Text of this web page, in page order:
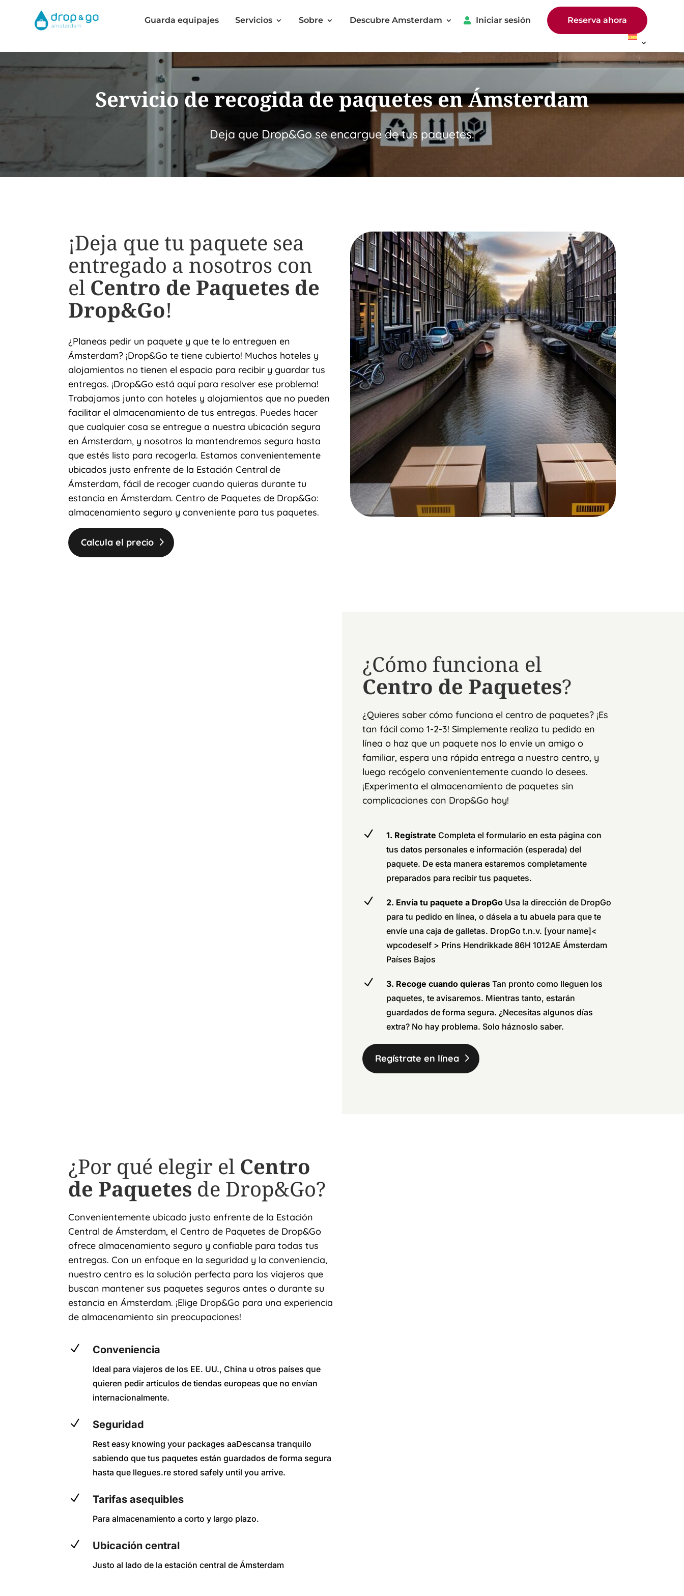
Guarda equipajes Servicios Sobre Descubre Amsterdam Iniciar sesión Reserva ahora
Servicio de recogida de paquetes en Ámsterdam
Deja que Drop&Go se encargue de tus paquetes.
¡Deja que tu paquete sea
entregado a nosotros con
el Centro de Paquetes de
Drop&Go!
¿Planeas pedir un paquete y que te lo entreguen en
Ámsterdam? ¡Drop&Go te tiene cubierto! Muchos hoteles y
alojamientos no tienen el espacio para recibir y guardar tus
entregas. ¡Drop&Go está aquí para resolver ese problema!
Trabajamos junto con hoteles y alojamientos que no pueden
facilitar el almacenamiento de tus entregas. Puedes hacer
que cualquier cosa se entregue a nuestra ubicación segura
en Ámsterdam, y nosotros la mantendremos segura hasta
que estés listo para recogerla. Estamos convenientemente
ubicados justo enfrente de la Estación Central de
Ámsterdam, fácil de recoger cuando quieras durante tu
estancia en Ámsterdam. Centro de Paquetes de Drop&Go:
almacenamiento seguro y conveniente para tus paquetes.
Calcula el precio
¿Cómo funciona el
Centro de Paquetes?
¿Quieres saber cómo funciona el centro de paquetes? ¡Es
tan fácil como 1-2-3! Simplemente realiza tu pedido en
línea o haz que un paquete nos lo envíe un amigo o
familiar, espera una rápida entrega a nuestro centro, y
luego recógelo convenientemente cuando lo desees.
¡Experimenta el almacenamiento de paquetes sin
complicaciones con Drop&Go hoy!
N 1. Regístrate Completa el formulario en esta página con
tus datos personales e información (esperada) del
paquete. De esta manera estaremos completamente
preparados para recibir tus paquetes.
N 2. Envía tu paquete a DropGo Usa la dirección de DropGo
para tu pedido en línea, o dásela a tu abuela para que te
envíe una caja de galletas. DropGo t.n.v. [your name]<
wpcodeself > Prins Hendrikkade 86H 1012AE Ámsterdam
Países Bajos
N 3. Recoge cuando quierasTan pronto como lleguen los
paquetes, te avisaremos. Mientras tanto, estarán
guardados de forma segura. ¿Necesitas algunos días
extra? No hay problema. Solo háznoslo saber.
Regístrate en línea
¿Por qué elegir el Centro
de Paquetesde Drop&Go?
Convenientemente ubicado justo enfrente de la Estación
Central de Ámsterdam, el Centro de Paquetes de Drop&Go
ofrece almacenamiento seguro y confiable para todas tus
entregas. Con un enfoque en la seguridad y la conveniencia,
nuestro centro es la solución perfecta para los viajeros que
buscan mantener sus paquetes seguros antes o durante su
estancia en Ámsterdam. ¡Elige Drop&Go para una experiencia
de almacenamiento sin preocupaciones!
N Conveniencia
Ideal para viajeros de los EE. UU., China u otros países que
quieren pedir artículos de tiendas europeas que no envían
internacionalmente.
N Seguridad
Rest easy knowing your packages aaDescansa tranquilo
sabiendo que tus paquetes están guardados de forma segura
hasta que llegues.re stored safely until you arrive.
N Tarifas asequibles
Para almacenamiento a corto y largo plazo.
N Ubicación central
Justo al lado de la estación central de Ámsterdam